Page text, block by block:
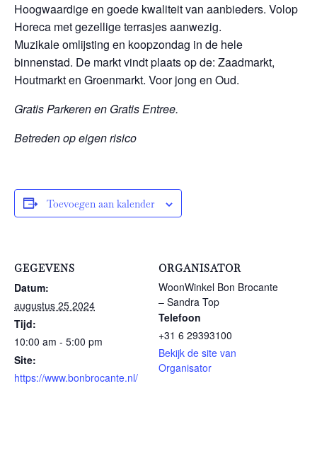
Hoogwaardige en goede kwaliteit van aanbieders. Volop
Horeca met gezellige terrasjes aanwezig.
Muzikale omlijsting en koopzondag in de hele
binnenstad. De markt vindt plaats op de: Zaadmarkt,
Houtmarkt en Groenmarkt. Voor jong en Oud.
Gratis Parkeren en Gratis Entree.
Betreden op eigen risico
Toevoegen aan kalender
GEGEVENS
Datum:
augustus 25 2024
Tijd:
10:00 am - 5:00 pm
Site:
https://www.bonbrocante.nl/
ORGANISATOR
WoonWinkel Bon Brocante
– Sandra Top
Telefoon
+31 6 29393100
Bekijk de site van
Organisator